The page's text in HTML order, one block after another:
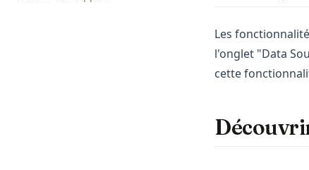
Les
l'onglet "Data
cette